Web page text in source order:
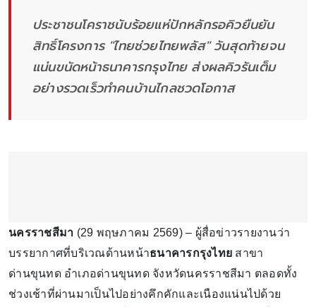
ประชาชนโคราชนับร้อยแห่ปักหลักรอคิวยืนยัน
สิทธิ์โครงการ "ไทยช่วยไทยพลัส" วันสุดท้ายจน
แน่นขนัดหน้าธนาคารกรุงไทย ส่งผลคิวรันเต็ม
อย่างรวดเร็วทำคนบ้านไกลชวดโอกาส
นครราชสีมา (29 พฤษภาคม 2569) – ผู้สื่อข่าวรายงานว่า
บรรยากาศที่บริเวณด้านหน้าธนาคารกรุงไทย สาขา
ด่านขุนทด อำเภอด่านขุนทด จังหวัดนครราชสีมา ตลอดทั้ง
ช่วงเช้าที่ผ่านมาเป็นไปอย่างคึกคักและเนืองแน่นไปด้วย